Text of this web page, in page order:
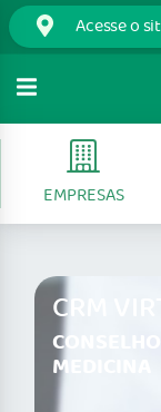
EMPRESAS
CRM
CONSELHO
MEDICINA